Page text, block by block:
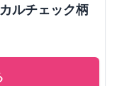
ルチェック柄